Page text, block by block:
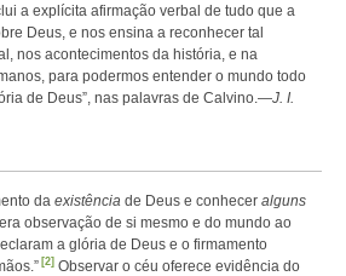
a explícita afirmação verbal de tudo que a
Deus, e nos ensina a reconhecer tal
nos acontecimentos da história, e na
para podermos entender o mundo todo
de Deus”, nas palavras de Calvino.—J. I.
da existência de Deus e conhecer alguns
observação de si mesmo e do mundo ao
a glória de Deus e o firmamento
[2]Observar o céu oferece evidência do